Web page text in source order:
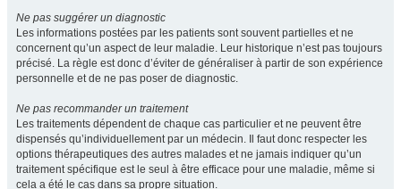
Ne pas suggérer un diagnostic
Les informations postées par les patients sont souvent partielles et ne
concernent qu’un aspect de leur maladie. Leur historique n’est pas toujours
précisé. La règle est donc d’éviter de généraliser à partir de son expérience
personnelle et de ne pas poser de diagnostic.
Ne pas recommander un traitement
Les traitements dépendent de chaque cas particulier et ne peuvent être
dispensés qu’individuellement par un médecin. Il faut donc respecter les
options thérapeutiques des autres malades et ne jamais indiquer qu’un
traitement spécifique est le seul à être efficace pour une maladie, même si
cela a été le cas dans sa propre situation.